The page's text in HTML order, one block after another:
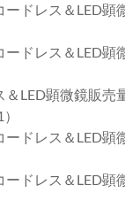
ードレス＆LED顕
ードレス＆LED顕
＆LED顕微鏡販売
ードレス＆LED顕
ードレス＆LED顕